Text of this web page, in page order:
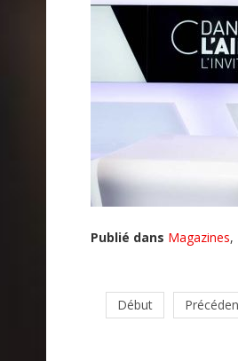
Publié dans Magazines,
Début